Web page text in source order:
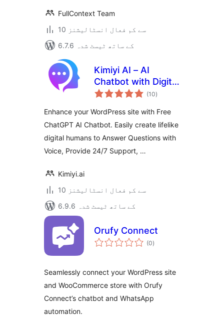
FullContext Team
10 سے کم فعال انسٹالیشنز
6.7.6 کے ساتھ ٹیسٹ شدہ
Kimiyi AI – AI
Chatbot with Digital
Human, ChatGPT
(10مجموعی
درجہ
)
Enhance your WordPress site with Free
ChatGPT AI Chatbot. Easily create lifelike
digital humans to Answer Questions with
Voice, Provide 24/7 Support, …
Kimiyi.ai
10 سے کم فعال انسٹالیشنز
6.9.6 کے ساتھ ٹیسٹ شدہ
Orufy Connect
(0مجموعی
درجہ
)
Seamlessly connect your WordPress site
and WooCommerce store with Orufy
Connect’s chatbot and WhatsApp
automation.